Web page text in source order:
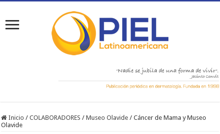
Inicio / COLABORADORES / Museo Olavide / Cáncer de Mama y Museo
Olavide